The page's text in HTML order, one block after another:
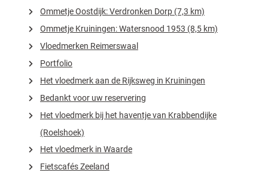
Ommetje Oostdijk: Verdronken Dorp (7,3 km)
Ommetje Kruiningen: Watersnood 1953 (8,5 km)
Vloedmerken Reimerswaal
Portfolio
Het vloedmerk aan de Rijksweg in Kruiningen
Bedankt voor uw reservering
Het vloedmerk bij het haventje van Krabbendijke
(Roelshoek)
Het vloedmerk in Waarde
Fietscafés Zeeland